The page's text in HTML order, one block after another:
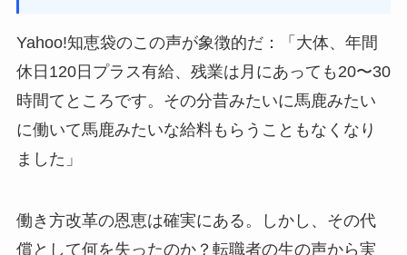
Yahoo!知恵袋のこの声が象徴的だ：「大体、年間
休日120日プラス有給、残業は月にあっても20〜30
時間てところです。その分昔みたいに馬鹿みたい
に働いて馬鹿みたいな給料もらうこともなくなり
ました」
働き方改革の恩恵は確実にある。しかし、その代
償として何を失ったのか？転職者の生の声から実